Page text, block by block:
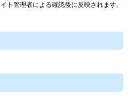
ト管理者による確認後に反映されます。